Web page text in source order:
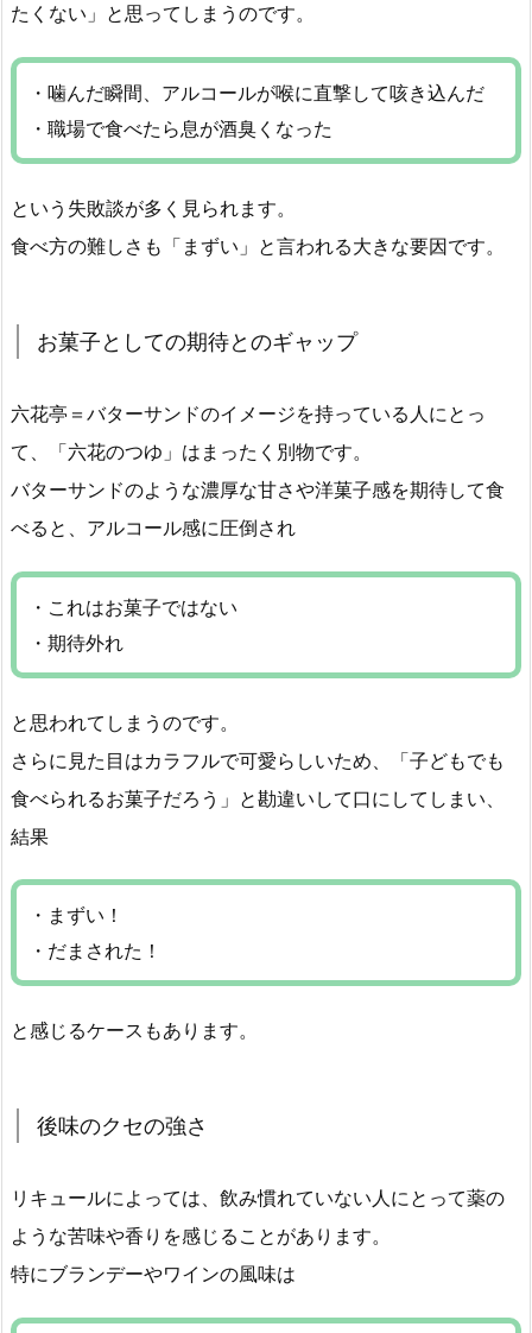
たくない」と思ってしまうのです。
・噛んだ瞬間、アルコールが喉に直撃して咳き込んだ
・職場で食べたら息が酒臭くなった
という失敗談が多く見られます。
食べ方の難しさも「まずい」と言われる大きな要因です。
お菓子としての期待とのギャップ
六花亭＝バターサンドのイメージを持っている人にとっ
て、「六花のつゆ」はまったく別物です。
バターサンドのような濃厚な甘さや洋菓子感を期待して食
べると、アルコール感に圧倒され
・これはお菓子ではない
・期待外れ
と思われてしまうのです。
さらに見た目はカラフルで可愛らしいため、「子どもでも
食べられるお菓子だろう」と勘違いして口にしてしまい、
結果
・まずい！
・だまされた！
と感じるケースもあります。
後味のクセの強さ
リキュールによっては、飲み慣れていない人にとって薬の
ような苦味や香りを感じることがあります。
特にブランデーやワインの風味は